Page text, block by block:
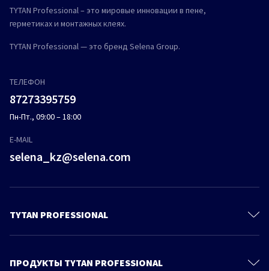
TYTAN Professional – это мировые инновации в пене,
герметиках и монтажных клеях.
TYTAN Professional — это бренд Selena Group.
ТЕЛЕФОН
87273395759
Пн-Пт., 09:00 – 18:00
E-MAIL
selena_kz@selena.com
TYTAN PROFESSIONAL
О Компании
ПРОДУКТЫ TYTAN PROFESSIONAL